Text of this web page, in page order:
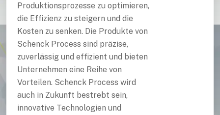
Produktionsprozesse zu optimieren,
die Effizienz zu steigern und die
Kosten zu senken. Die Produkte von
Schenck Process sind präzise,
zuverlässig und effizient und bieten
Unternehmen eine Reihe von
Vorteilen. Schenck Process wird
auch in Zukunft bestrebt sein,
innovative Technologien und